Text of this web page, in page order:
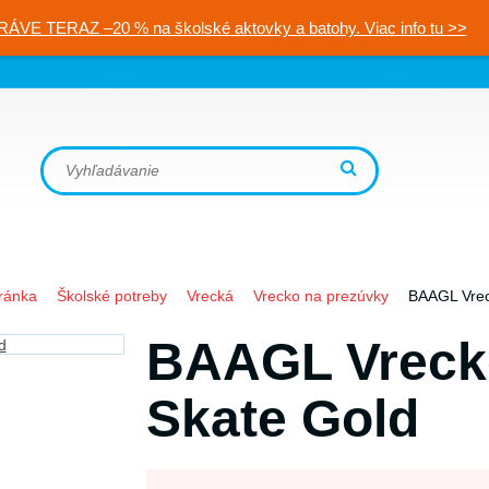
TERAZ –20 % na školské aktovky a batohy. Viac info tu >>
Školské potreby Vrecká Vrecko na prezúvky BAAGL
BAAGL
Skate Gold